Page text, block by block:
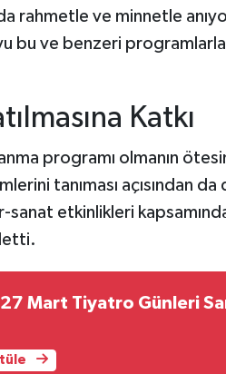
rahmetle ve minnetle
bu ve benzeri
Katkı
programı olmanın
tanıması açısından da
etkinlikleri
Mart Tiyatro Günleri